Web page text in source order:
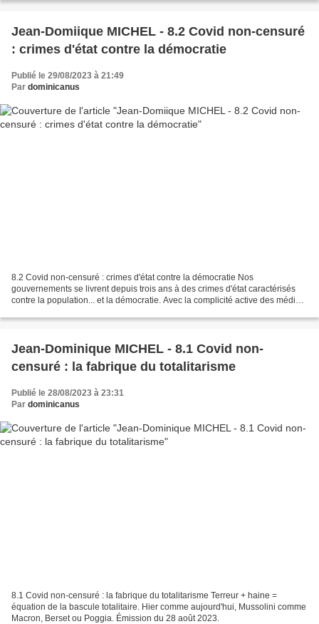
Jean-Domiique MICHEL - 8.2 Covid non-censuré
: crimes d'état contre la démocratie
Publié le 29/08/2023 à 21:49
Par dominicanus
8.2 Covid non-censuré : crimes d'état contre la démocratie Nos
gouvernements se livrent depuis trois ans à des crimes d'état caractérisés
contre la population... et la démocratie. Avec la complicité active des médias
Jean-Dominique MICHEL - 8.1 Covid non-
censuré : la fabrique du totalitarisme
Publié le 28/08/2023 à 23:31
Par dominicanus
8.1 Covid non-censuré : la fabrique du totalitarisme Terreur + haine =
équation de la bascule totalitaire. Hier comme aujourd'hui, Mussolini comme
Macron, Berset ou Poggia. Émission du 28 août 2023.